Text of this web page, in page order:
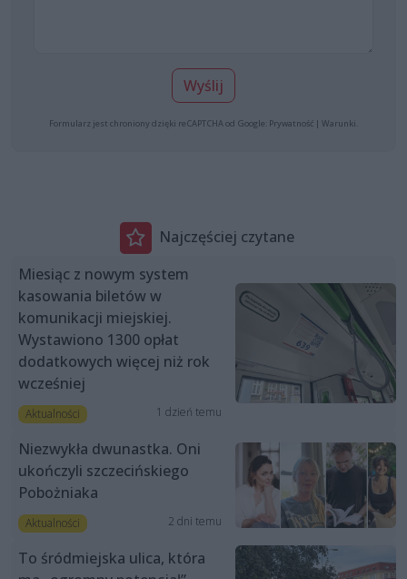
Wyślij
Formularz jest chroniony dzięki reCAPTCHA od Google: Prywatność | Warunki
Najczęściej czytane
Miesiąc z nowym system
kasowania biletów w
komunikacji miejskiej.
Wystawiono 1300 opłat
dodatkowych więcej niż rok
wcześniej
Aktualności 1 dzień temu
Niezwykła dwunastka. Oni
ukończyli szczecińskiego
Pobożniaka
Aktualności 2 dni temu
To śródmiejska ulica, która